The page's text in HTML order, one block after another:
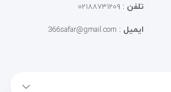
تلفن : ۰۲۱۸۸۷۳۱۲۰۹
ایمیل :
366safar@gmail.com